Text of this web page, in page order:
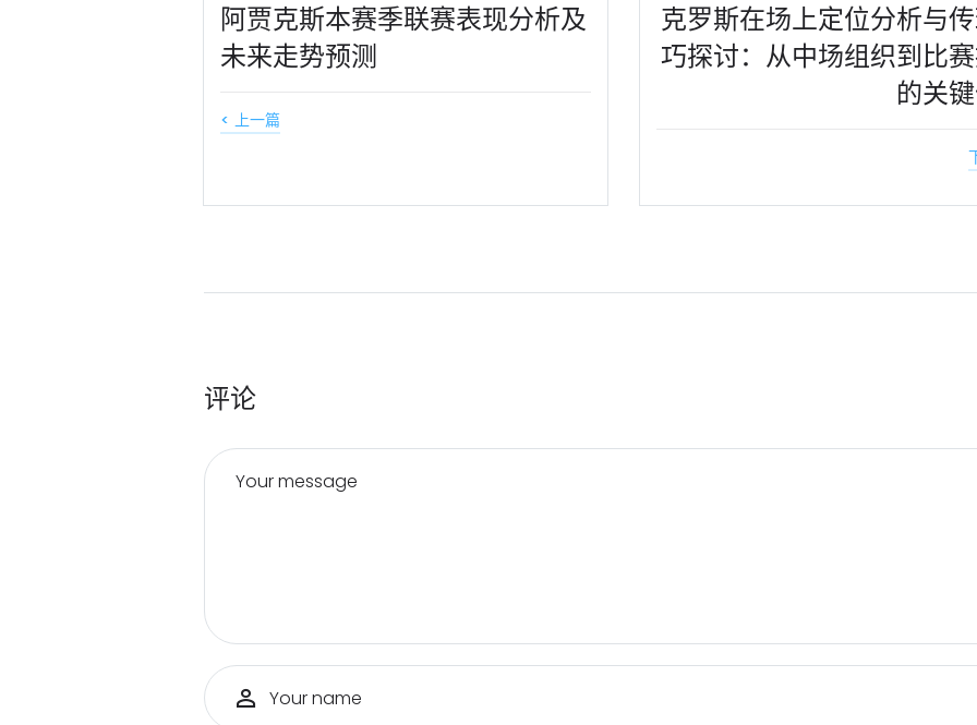
阿贾克斯本赛季联赛表现分析及
未来走势预测
< 上一篇
克罗斯在场上定位分析与
巧探讨：从中场组织到比
的关
评论
Your message
Your name